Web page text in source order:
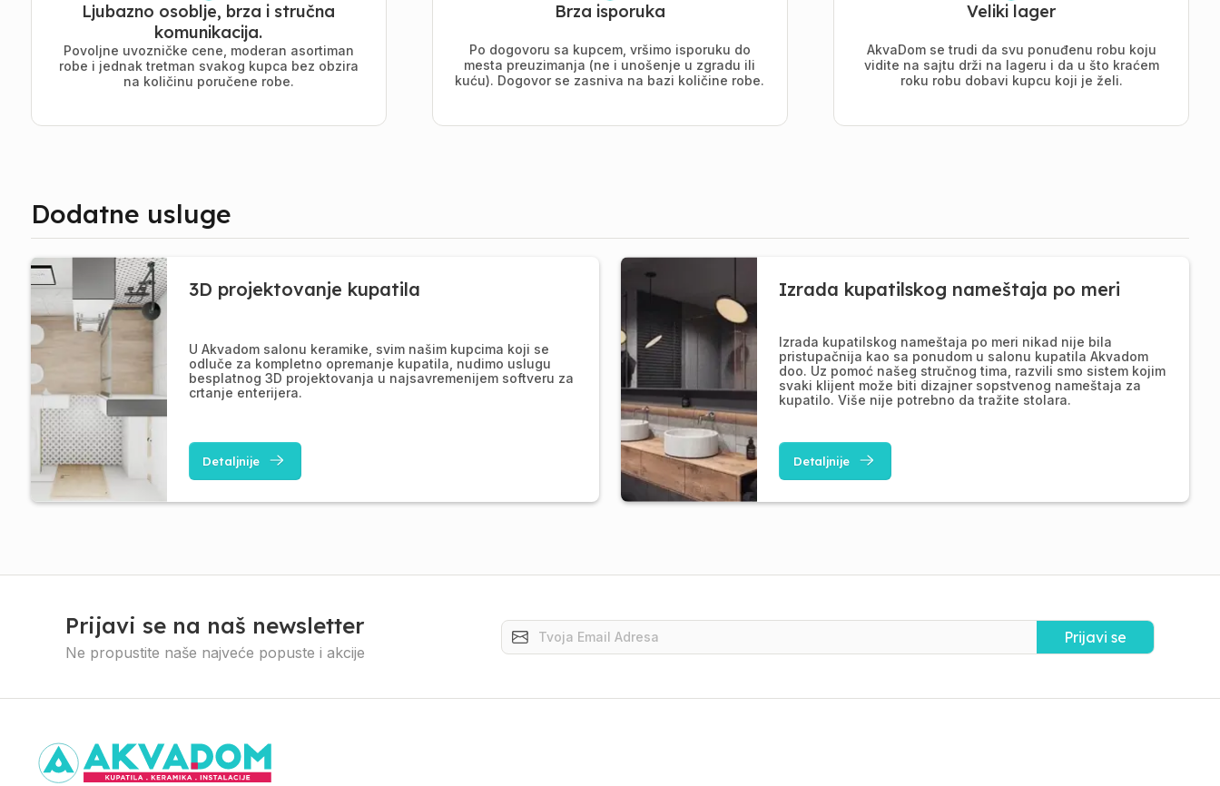
Ljubazno osoblje, brza i stručna
komunikacija.
Povoljne uvozničke cene, moderan asortiman
robe i jednak tretman svakog kupca bez obzira
na količinu poručene robe.
Brza isporuka
Po dogovoru sa kupcem, vršimo isporuku do
mesta preuzimanja (ne i unošenje u zgradu ili
kuću). Dogovor se zasniva na bazi količine robe.
Veliki lager
AkvaDom se trudi da svu ponuđenu robu koju
vidite na sajtu drži na lageru i da u što kraćem
roku robu dobavi kupcu koji je želi.
Dodatne usluge
3D projektovanje kupatila
U Akvadom salonu keramike, svim našim kupcima koji se
odluče za kompletno opremanje kupatila, nudimo uslugu
besplatnog 3D projektovanja u najsavremenijem softveru za
crtanje enterijera.
Detaljnije
Izrada kupatilskog nameštaja po meri
Izrada kupatilskog nameštaja po meri nikad nije bila
pristupačnija kao sa ponudom u salonu kupatila Akvadom
doo. Uz pomoć našeg stručnog tima, razvili smo sistem kojim
svaki klijent može biti dizajner sopstvenog nameštaja za
kupatilo. Više nije potrebno da tražite stolara.
Detaljnije
Prijavi se na naš newsletter
Ne propustite naše najveće popuste i akcije
Prijavi se